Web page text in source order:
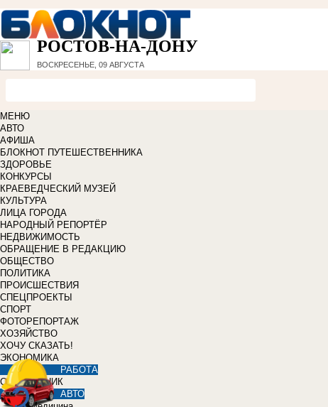
РОСТОВ-НА-ДОНУ
ВОСКРЕСЕНЬЕ, 09 АВГУСТА
МЕНЮ
АВТО
АФИША
БЛОКНОТ ПУТЕШЕСТВЕННИКА
ЗДОРОВЬЕ
КОНКУРСЫ
КРАЕВЕДЧЕСКИЙ МУЗЕЙ
КУЛЬТУРА
ЛИЦА ГОРОДА
НАРОДНЫЙ РЕПОРТЁР
НЕДВИЖИМОСТЬ
ОБРАЩЕНИЕ В РЕДАКЦИЮ
ОБЩЕСТВО
ПОЛИТИКА
ПРОИСШЕСТВИЯ
СПЕЦПРОЕКТЫ
СПОРТ
ФОТОРЕПОРТАЖ
ХОЗЯЙСТВО
ХОЧУ СКАЗАТЬ!
ЭКОНОМИКА
РАБОТА
СПРАВОЧНИК
АВТО